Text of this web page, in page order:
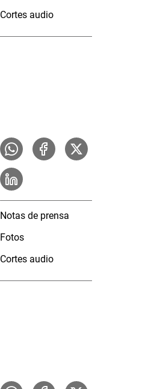
Cortes audio
Notas de prensa
Fotos
Cortes audio